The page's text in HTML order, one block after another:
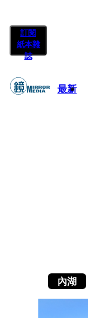
訂閱
紙本雜
誌
最新
內湖